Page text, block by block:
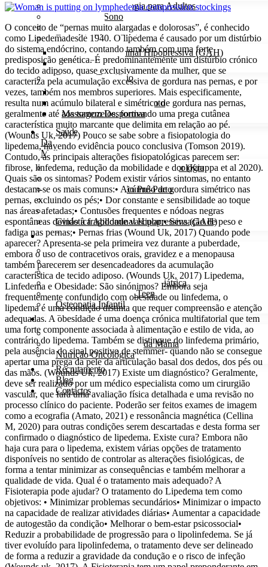
Consultas de Psicologia para Adultos
Consulta do Sono
Osteopatia
Exercício Físico Clínico
Ginástica Abdominal Hipopressiva (GAH)
Pilates Clínico
Bem-estar Tecnifisio
Estética Corpo
Massagem de Relaxamento
Massagem Desportiva
Saúde
Da
Mulher
Fisioterapia Pélvica em Uroginecologia
Fisioterapia Pélvica Obstétrica
Sessão De Educação Pré-Parto
Pilates Pré-Parto
Sessões Pós-Parto
Ginástica Abdominal Hipopressiva (GAH)
Pediatria
Psicologia Infantil e Juvenil
Sessões Massagem Infantil
Lesões Traumáticas Pediátricas
Fisioterapia Respiratória Pediátrica
Pilates Kids e Pilates Teen
Osteopatia Infantil
Oncologia
Onco–Pilates
Fisioterapia no Cancro da Mama
Nutrição Oncológica
Recrutamento
Blog
Contactos
X
O conceito de “pernas muito alargadas e dolorosas”, é conhecido
como Lipedemadesde 1940. O lipedema é causado por um distúrbio
do sistema endócrino, contando também com uma forte
predisposição genética. É predominantemente um distúrbio crónico
do tecido adiposo, quase exclusivamente da mulher, que se
caracteriza pela acumulação excessiva de gordura nas pernas, e por
vezes, também nos membros superiores. Mais especificamente,
resulta num acúmulo bilateral e simétrico de gordura nas pernas,
geralmente até aos tornozelos, formando uma prega cutânea
característica muito marcante que delimita em relação ao pé.
(Wounds Uk, 2017) Pouco se sabe sobre a fisiopatologia do
lipedema, havendo evidência pouco conclusiva (Tomson 2019).
Contudo, as principais alterações fisiopatológicas parecem ser:
fibrose, linfedema, redução da mobilidade e dor (Kruppa et al 2020).
Quais são os sintomas? Podem existir vários sintomas, no entanto
destacam-se os mais comuns:• Acúmulo de gordura simétrico nas
pernas, excluindo os pés;• Dor constante e sensibilidade ao toque
nas áreas afetadas;• Contusões frequentes e nódoas negras
espontâneas devido à fragilidade vascular;• Sensação de peso e
fadiga nas pernas;• Pernas frias (Wound Uk, 2017) Quando pode
aparecer? Apresenta-se pela primeira vez durante a puberdade,
embora o uso de contracetivos orais, gravidez e a menopausa
também parecerem ser desencadeadores da acumulação
característica de tecido adiposo. (Wounds Uk, 2017) Lipedema,
Linfedema e Obesidade: São sinónimos? Embora seja
frequentemente confundido com obesidade ou linfedema, o
lipedema é uma condição distinta que requer compreensão e atenção
adequadas. A obesidade é uma doença crónica multifatorial que tem
uma forte componente associada à alimentação e estilo de vida, ao
contrário do lipedema. Também se distingue do linfedema primário,
pela ausência do sinal positivo de stemmer- quando não se consegue
apertar uma prega da pele da articulação basal dos dedos, dos pés ou
das mãos. (Wounds Uk, 2017) Existe um diagnóstico? Geralmente,
deve ser realizado por um médico especialista como um cirurgião
vascular, que fará uma avaliação física detalhada e uma revisão no
processo clínico do paciente. Poderão ser feitos exames de imagem
como a ecografia (Amato, 2021) e ressonância magnética (Cellina
M, 2020) para outras condições serem descartadas e desta forma ser
confirmado o diagnóstico de lipedema. Existe cura? Embora não
haja cura para o lipedema, existem várias opções de tratamento
disponíveis no sentido de controlar as alterações fisiológicas, de
forma a tentar minimizar as consequências e também melhorar a
qualidade de vida. Qual é o tratamento mais adequado? A
Fisioterapia pode ajudar? O tratamento do Lipedema tem como
objetivos: • Minimizar problemas secundários• Minimizar o impacto
na capacidade de realizar atividades diárias• Aumentar a capacidade
de autogestão da condição• Melhorar o bem-estar psicossocial•
Reduzir a probabilidade de progressão para o lipolinfedema. Se já
tiver evoluído para lipolinfedema, o tratamento deve ser delineado
de forma a reduzir a gravidade da condução e o risco de infeção